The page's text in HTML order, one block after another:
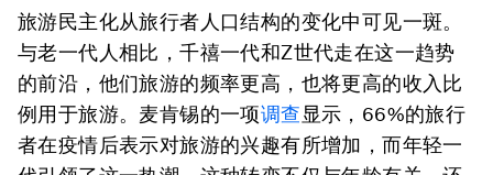
旅游民主化从旅行者人口结构的变化中可见一斑。
与老一代人相比，千禧一代和Z世代走在这一趋势
的前沿，他们旅游的频率更高，也将更高的收入比
例用于旅游。麦肯锡的一项调查显示，66%的旅行
者在疫情后表示对旅游的兴趣有所增加，而年轻一